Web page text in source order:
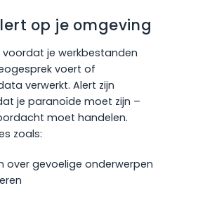
op je omgeving
voordat je werkbestanden
voert of
verwerkt. Alert zijn
je paranoïde moet zijn –
moet handelen.
zoals:
over gevoelige onderwerpen